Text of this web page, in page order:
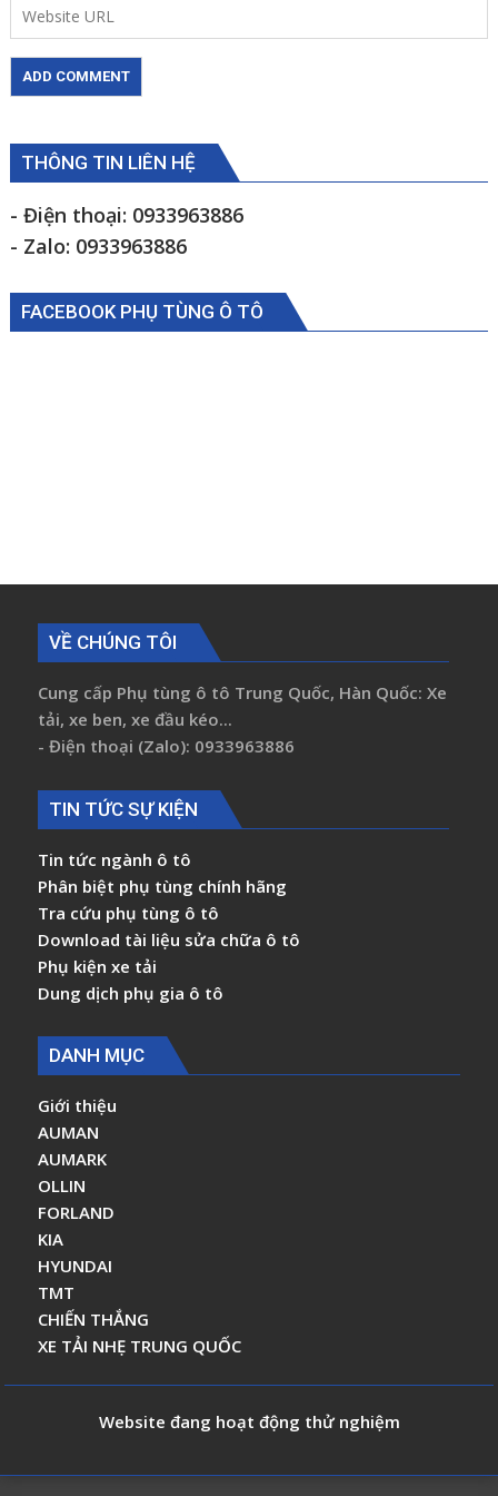
THÔNG TIN LIÊN HỆ
- Điện thoại: 0933963886
- Zalo: 0933963886
FACEBOOK PHỤ TÙNG Ô TÔ
VỀ CHÚNG TÔI
Cung cấp Phụ tùng ô tô Trung Quốc, Hàn Quốc: Xe
tải, xe ben, xe đầu kéo...
- Điện thoại (Zalo): 0933963886
TIN TỨC SỰ KIỆN
Tin tức ngành ô tô
Phân biệt phụ tùng chính hãng
Tra cứu phụ tùng ô tô
Download tài liệu sửa chữa ô tô
Phụ kiện xe tải
Dung dịch phụ gia ô tô
DANH MỤC
Giới thiệu
AUMAN
AUMARK
OLLIN
FORLAND
KIA
HYUNDAI
TMT
CHIẾN THẮNG
XE TẢI NHẸ TRUNG QUỐC
Website đang hoạt động thử nghiệm